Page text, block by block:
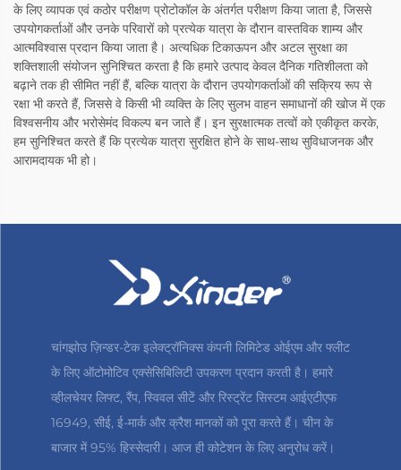
के लिए व्यापक एवं कठोर परीक्षण प्रोटोकॉल के अंतर्गत परीक्षण किया जाता है, जिससे
उपयोगकर्ताओं और उनके परिवारों को प्रत्येक यात्रा के दौरान वास्तविक शाम्य और
आत्मविश्वास प्रदान किया जाता है। अत्यधिक टिकाऊपन और अटल सुरक्षा का
शक्तिशाली संयोजन सुनिश्चित करता है कि हमारे उत्पाद केवल दैनिक गतिशीलता को
बढ़ाने तक ही सीमित नहीं हैं, बल्कि यात्रा के दौरान उपयोगकर्ताओं की सक्रिय रूप से
रक्षा भी करते हैं, जिससे वे किसी भी व्यक्ति के लिए सुलभ वाहन समाधानों की खोज में एक
विश्वसनीय और भरोसेमंद विकल्प बन जाते हैं। इन सुरक्षात्मक तत्वों को एकीकृत करके,
हम सुनिश्चित करते हैं कि प्रत्येक यात्रा सुरक्षित होने के साथ-साथ सुविधाजनक और
आरामदायक भी हो।
चांगझोउ ज़िन्डर-टेक इलेक्ट्रॉनिक्स कंपनी लिमिटेड ओईएम और फ्लीट
के लिए ऑटोमोटिव एक्सेसिबिलिटी उपकरण प्रदान करती है। हमारे
व्हीलचेयर लिफ्ट, रैंप, स्विवल सीटें और रिस्ट्रेंट सिस्टम आईएटीएफ
16949, सीई, ई-मार्क और क्रैश मानकों को पूरा करते हैं। चीन के
बाजार में 95% हिस्सेदारी। आज ही कोटेशन के लिए अनुरोध करें।